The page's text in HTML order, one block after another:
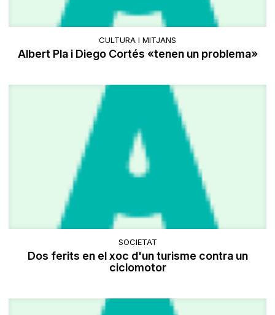
CULTURA I MITJANS
Albert Pla i Diego Cortés «tenen un problema»
SOCIETAT
Dos ferits en el xoc d'un turisme contra un
ciclomotor